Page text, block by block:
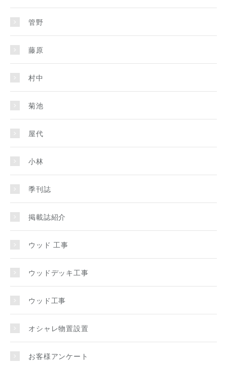
管野
藤原
村中
菊池
屋代
小林
季刊誌
掲載誌紹介
ウッド 工事
ウッドデッキ工事
ウッド工事
オシャレ物置設置
お客様アンケート